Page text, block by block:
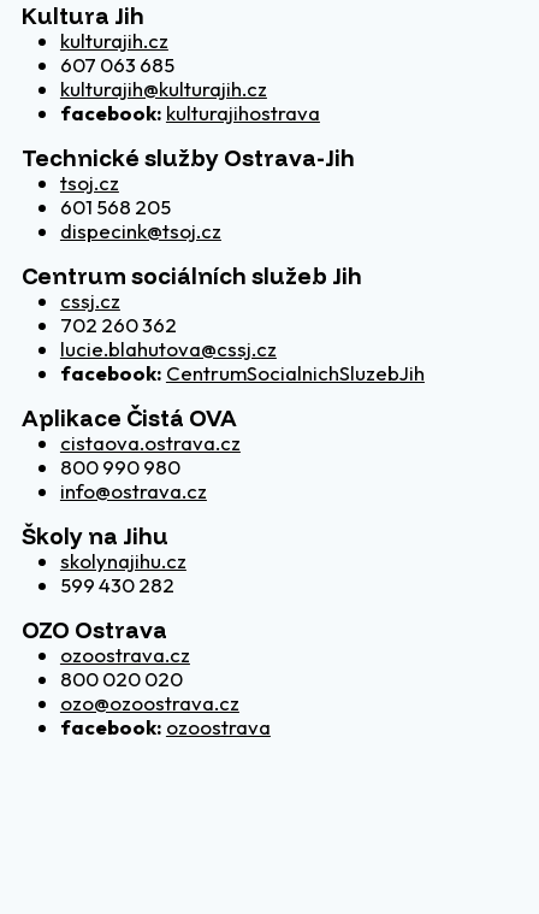
Kultura Jih
kulturajih.cz
607 063 685
kulturajih@kulturajih.cz
facebook: kulturajihostrava
Technické služby Ostrava-Jih
tsoj.cz
601 568 205
dispecink@tsoj.cz
Centrum sociálních služeb Jih
cssj.cz
702 260 362
lucie.blahutova@cssj.cz
facebook: CentrumSocialnichSluzebJih
Aplikace Čistá OVA
cistaova.ostrava.cz
800 990 980
info@ostrava.cz
Školy na Jihu
skolynajihu.cz
599 430 282
OZO Ostrava
ozoostrava.cz
800 020 020
ozo@ozoostrava.cz
facebook: ozoostrava